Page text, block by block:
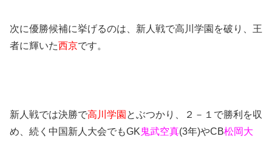
次に優勝候補に挙げるのは、新人戦で高川学園を破り、王
者に輝いた西京です。
新人戦では決勝で高川学園 とぶつかり、２－１で勝利を収
め、続く中国新人大会でもGK鬼武空真(3年)やCB松岡大